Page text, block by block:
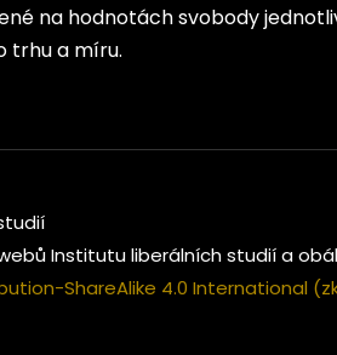
na hodnotách svobody
trhu a míru.
Institutu liberálních studií a
ShareAlike 4.0 International